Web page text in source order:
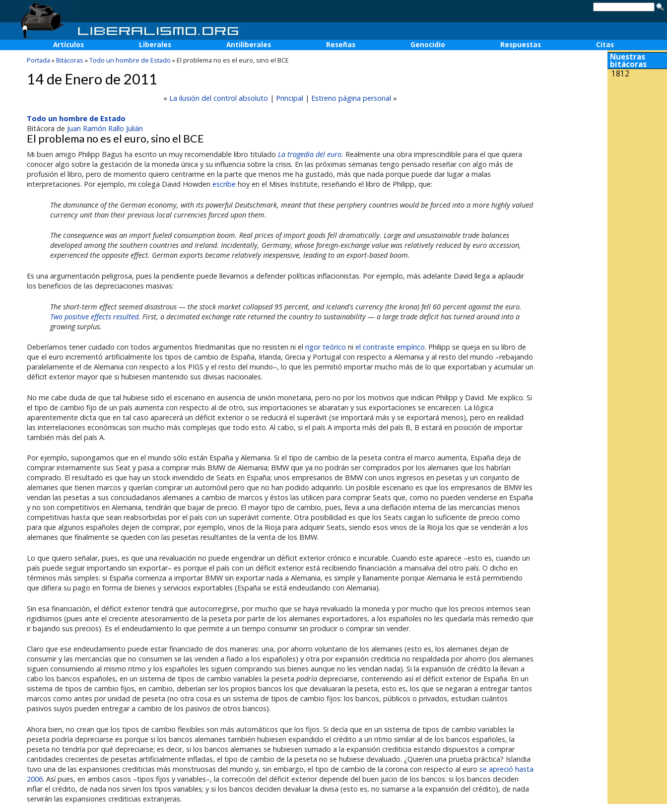
Artículos Liberales Antiliberales Reseñas Genocidio Respuestas
Citas
Portada »Bitácoras »Todo un hombre de Estado »El problema no es el euro, sino el BCE
14 de Enero de 2011
« La ilusión del control absoluto | Principal | Estreno página personal »
Todo un hombre de Estado
Bitácora de Juan Ramón Rallo Julián
El problema no es el euro, sino el BCE
Mi buen amigo Philipp Bagus ha escrito un muy recomendable libro titulado La tragedia del euro. Realmente una obra imprescindible para el que quiera
conocer algo sobre la gestación de la moneda única y su influencia sobre la crisis. En las próximas semanas tengo pensado reseñar con algo más de
profusión el libro, pero de momento quiero centrarme en la parte que menos me ha gustado, más que nada porque puede dar lugar a malas
interpretaciones. Por ejemplo, mi colega David Howden escribe hoy en el Mises Institute, reseñando el libro de Philipp, que:
The dominance of the German economy, with its powerful Deutschmark, meant that these periphery countries would be forced into a more highly valued
currency unit than their previous local currencies forced upon them.
The consequence was an import fueled consumption boom. Real prices of import goods fell dramatically. Large and unsustainable trade balances
developed among the southern countries and Ireland. Incidentally, Germany, whose foreign-exchange value was relatively reduced by euro accession,
experienced the opposite effect. German exports became relatively inexpensive, leading to an export-based boom.
Es una argumentación peligrosa, pues la pendiente puede llevarnos a defender políticas inflacionistas. Por ejemplo, más adelante David llega a aplaudir
los beneficios de las depreciaciones masivas:
The short-term effect seemed disastrous — the stock market collapsed 95 percent, and Iceland's currency (the krona) fell 60 percent against the euro.
Two positive effects resulted. First, a decimated exchange rate returned the country to sustainability — a large trade deficit has turned around into a
growing surplus.
Deberíamos tener cuidado con todos argumentos friedmanitas que no resisten ni el rigor teórico ni el contraste empírico. Philipp se queja en su libro de
que el euro incrementó artificialmente los tipos de cambio de España, Irlanda, Grecia y Portugal con respecto a Alemania y al resto del mundo –rebajando
paralelamente el de Alemania con respecto a los PIGS y el resto del mundo–, lo que les permitió importar mucho más de lo que exportaban y acumular un
déficit exterior mayor que si hubiesen mantenido sus divisas nacionales.
No me cabe duda de que tal hubiese sido el escenario en ausencia de unión monetaria, pero no por los motivos que indican Philipp y David. Me explico. Si
el tipo de cambio fijo de un país aumenta con respecto al de otro, sus importaciones se abaratan y sus exportaciones se encarecen. La lógica
aparentemente dicta que en tal caso aparecerá un déficit exterior o se reducirá el superávit (se importará más y se exportará menos), pero en realidad
las interrelaciones económicas son mucho más complejas que todo esto. Al cabo, si el país A importa más del país B, B estará en posición de importar
también más del país A.
Por ejemplo, supongamos que en el mundo sólo están España y Alemania. Si el tipo de cambio de la peseta contra el marco aumenta, España deja de
comprar internamente sus Seat y pasa a comprar más BMW de Alemania; BMW que ya no podrán ser comprados por los alemanes que los habrían
comprado. El resultado es que hay un stock invendido de Seats en España; unos empresarios de BMW con unos ingresos en pesetas y un conjunto de
alemanes que tienen marcos y querían comprar un automóvil pero que no han podido adquirirlo. Un posible escenario es que los empresarios de BMW les
vendan las pesetas a sus conciudadanos alemanes a cambio de marcos y éstos las utilicen para comprar Seats que, como no pueden venderse en España
y no son competitivos en Alemania, tendrán que bajar de precio. El mayor tipo de cambio, pues, lleva a una deflación interna de las mercancías menos
competitivas hasta que sean reabsorbidas por el país con un superávit corriente. Otra posibilidad es que los Seats caigan lo suficiente de precio como
para que algunos españoles dejen de comprar, por ejemplo, vinos de la Rioja para adquirir Seats, siendo esos vinos de la Rioja los que se venderán a los
alemanes que finalmente se queden con las pesetas resultantes de la venta de los BMW.
Lo que quiero señalar, pues, es que una revaluación no puede engendrar un déficit exterior crónico e incurable. Cuando este aparece –esto es, cuando un
país puede seguir importando sin exportar– es porque el país con un déficit exterior está recibiendo financiación a mansalva del otro país. O dicho en
términos más simples: si España comienza a importar BMW sin exportar nada a Alemania, es simple y llanamente porque Alemania le está permitiendo
que difiera su pago en forma de bienes y servicios exportables (España se está endeudando con Alemania).
Sin esa financiación, el déficit exterior tendrá que autocorregirse, por mucho que se haya revaluado la moneda y por mucho que los precios internos sean
rigidísimos (pues ante el creciente atesoramiento de la peseta por parte de los alemanes exportadores, a los españoles no les quedaría más remedio que
ir bajando sus precios). Es el endeudamiento lo que permite a un tiempo consumir sin producir o comprar sin vender.
Claro que ese endeudamiento puede estar financiado de dos maneras: una, por ahorro voluntario de los alemanes (esto es, los alemanes dejan de
consumir y las mercancías que no consumen se las venden a fiado a los españoles) y otra por expansión crediticia no respaldada por ahorro (los alemanes
siguen consumiendo al mismo ritmo y los españoles les siguen comprando sus bienes aunque no les vendan nada). Si la expansión de crédito la llevan a
cabo los bancos españoles, en un sistema de tipos de cambio variables la peseta podríadepreciarse, conteniendo así el déficit exterior de España. En un
sistema de tipos de cambio fijos, en cambio, deberían ser los propios bancos los que devaluaran la peseta, esto es, los que se negaran a entregar tantos
marcos como antes por unidad de peseta (no otra cosa es un sistema de tipos de cambio fijos: los bancos, públicos o privados, estudian cuántos
pasivos suyos pueden entregar a cambio de los pasivos de otros bancos).
Ahora bien, no crean que los tipos de cambio flexibles son más automáticos que los fijos. Si decía que en un sistema de tipos de cambio variables la
peseta podría depreciarse es porque si los bancos alemanes también hubiesen expandido el crédito a un ritmo similar al de los bancos españoles, la
peseta no tendría por qué depreciarse; es decir, si los bancos alemanes se hubiesen sumado a la expansión crediticia estando dispuestos a comprar
cantidades crecientes de pesetas artificialmente infladas, el tipo de cambio de la peseta no se hubiese devaluado. ¿Quieren una prueba práctica? Islandia
tuvo una de las expansiones crediticias más monstruosas del mundo y, sin embargo, el tipo de cambio de la corona con respecto al euro se apreció hasta
2006. Así pues, en ambos casos –tipos fijos y variables–, la corrección del déficit exterior depende del buen juicio de los bancos: si los bancos deciden
inflar el crédito, de nada nos sirven los tipos variables; y si los bancos deciden devaluar la divisa (esto es, no sumarse a la expansión del crédito), de nada
servirán las expansiones crediticias extranjeras.
Nuestras
bitácoras
1812